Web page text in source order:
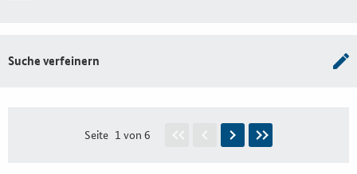
Suche verfeinern
Seite 1 von 6